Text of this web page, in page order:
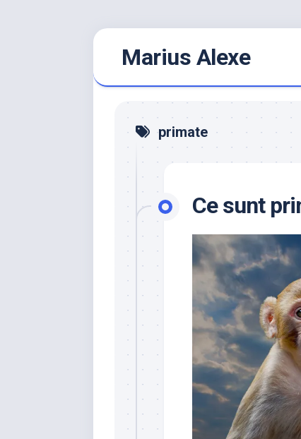
Marius Alexe
primate
Ce sunt